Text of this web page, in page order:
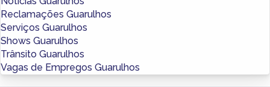
Reclamações Guarulhos
Serviços Guarulhos
Shows Guarulhos
Trânsito Guarulhos
Vagas de Empregos Guarulhos